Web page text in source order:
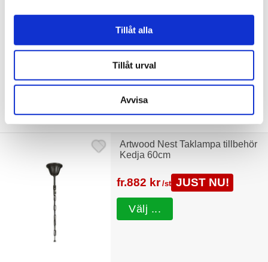
Tillåt alla
Tillåt urval
Avvisa
9.141 kr
7.770 kr
Tillbehör
Artwood Nest Taklampa tillbehör
Kedja 60cm
fr.882 kr /st JUST NU!
Välj ...